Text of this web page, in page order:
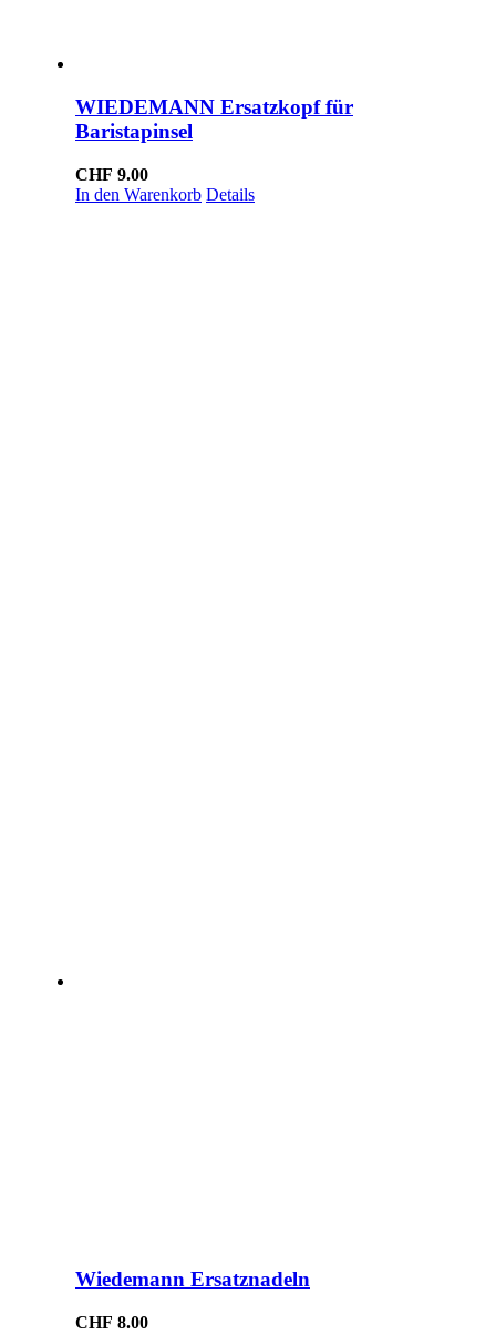
WIEDEMANN Ersatzkopf für
Baristapinsel
CHF 9.00
In den Warenkorb Details
Wiedemann Ersatznadeln
CHF 8.00